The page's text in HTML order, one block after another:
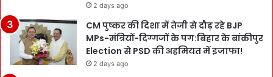
2 days ago
CM पुष्कर की दिशा में तेजी से दौड़ रहे BJP
MPs-मंत्रियों-दिग्गजों के पग:बिहार के बांकीपुर
Election से PSD की अहमियत में इजाफा!
2 days ago